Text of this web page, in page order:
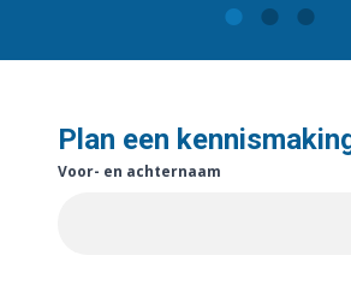
Plan een
Voor- en achternaam